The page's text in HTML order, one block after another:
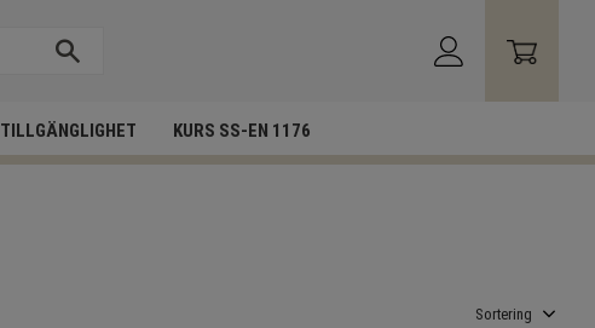
TILLGÄNGLIGHET KURS SS-EN 1176